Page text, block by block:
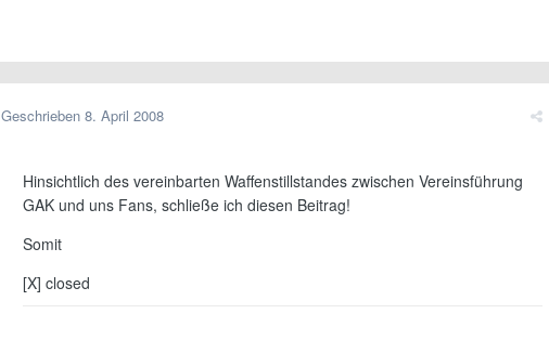
Geschrieben 8. April 2008
Hinsichtlich des vereinbarten Waffenstillstandes zwischen Vereinsführung
GAK und uns Fans, schließe ich diesen Beitrag!
Somit
[X] closed